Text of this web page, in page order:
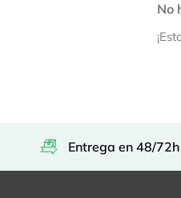
No
Entrega en 48/72h